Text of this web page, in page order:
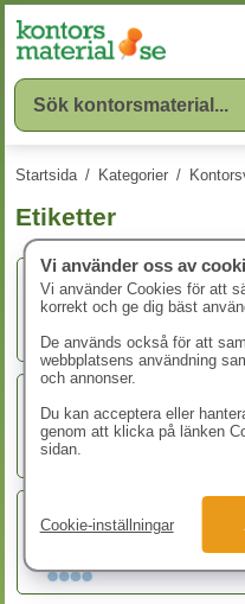
Startsida / Kategorier /
Etiketter
Vi använder oss av
Vi använder Cookies för att
korrekt och ge dig bäst
De används också för att
webbplatsens användning
och annonser.
Du kan acceptera eller
genom att klicka på länken
sidan.
Cookie-inställningar